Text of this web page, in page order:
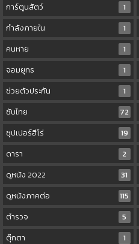
การ์ตูนสัตว์
1
กำลังภายใน
1
คนหาย
1
จอมยุทธ
1
ช่วยตัวประกัน
1
ซับไทย
72
ซุปเปอร์ฮีโร่
19
ดารา
2
ดูหนัง 2022
31
ดูหนังภาคต่อ
115
ตำรวจ
5
ตุ๊กตา
1